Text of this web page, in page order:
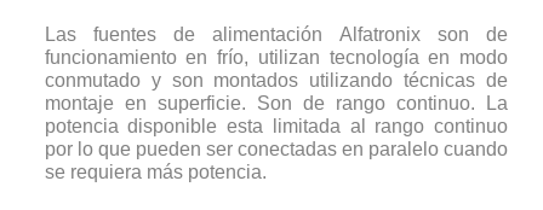
Las fuentes de alimentación Alfatronix son de
funcionamiento en frío, utilizan tecnología en modo
conmutado y son montados utilizando técnicas de
montaje en superficie. Son de rango continuo. La
potencia disponible esta limitada al rango continuo
por lo que pueden ser conectadas en paralelo cuando
se requiera más potencia.